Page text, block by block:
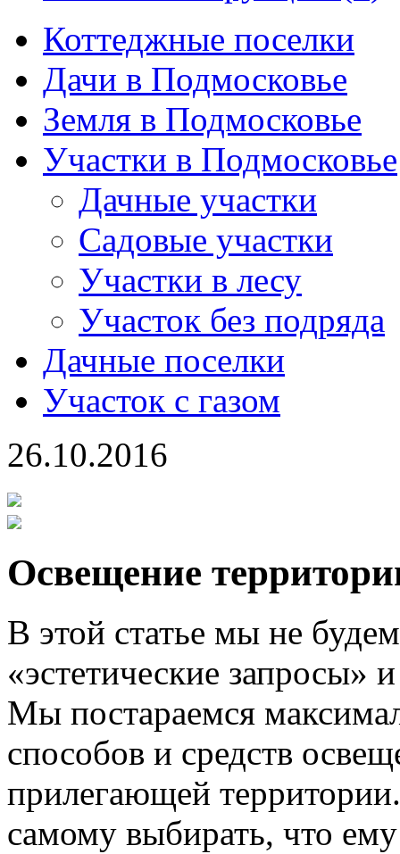
Коттеджные поселки
Дачи в Подмосковье
Земля в Подмосковье
Участки в Подмосковье
Дачные участки
Садовые участки
Участки в лесу
Участок без подряда
Дачные поселки
Участок с газом
26.10.2016
Освещение
В этой статье мы не
«эстетические запросы»
Мы постараемся
способов и средств
прилегающей
самому выбирать, что